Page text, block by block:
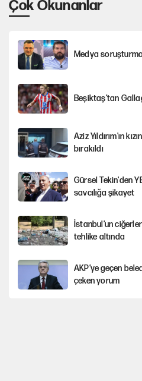
Çok Okunanlar
Medya
Beşiktaş’tan
Aziz Yıldırım'ın
bırakıldı
Gürsel Tekin'den
savcılığa şikayet
İstanbul’un
tehlike altında
AKP’ye geçen
çeken yorum